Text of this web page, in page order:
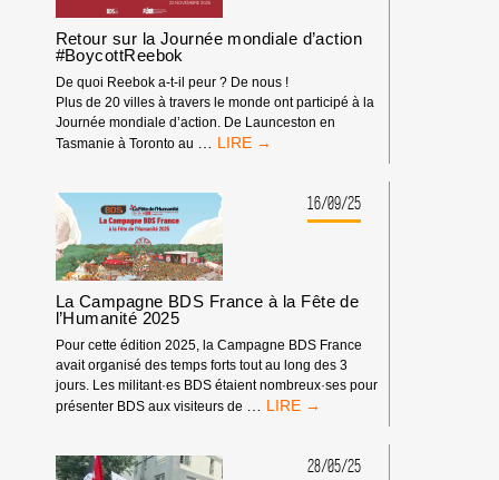
L’ARMEMENT
D’ISRAËL
Retour sur la Journée mondiale d’action
#BoycottReebok
De quoi Reebok a-t-il peur ? De nous !
Plus de 20 villes à travers le monde ont participé à la
Journée mondiale d’action. De Launceston en
Tasmanie à Toronto au
RETOUR
JOURNÉE
MONDIALE
D’ACTION
#BOYCOTTREEBOK
16/09/25
La Campagne BDS France à la Fête de
l’Humanité 2025
Pour cette édition 2025, la Campagne BDS France
avait organisé des temps forts tout au long des 3
jours. Les militant·es BDS étaient nombreux·ses pour
présenter BDS aux visiteurs de
LA
FRANCE28/05/25